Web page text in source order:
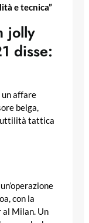
e tecnica”
jolly
disse:
affare
belga,
tattica
con la
al Milan. Un